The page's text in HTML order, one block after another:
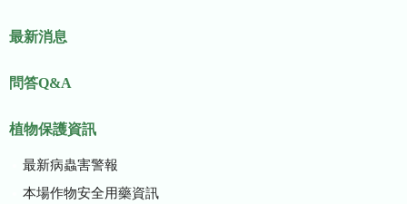
最新消息
問答Q&A
植物保護資訊
最新病蟲害警報
本場作物安全用藥資訊